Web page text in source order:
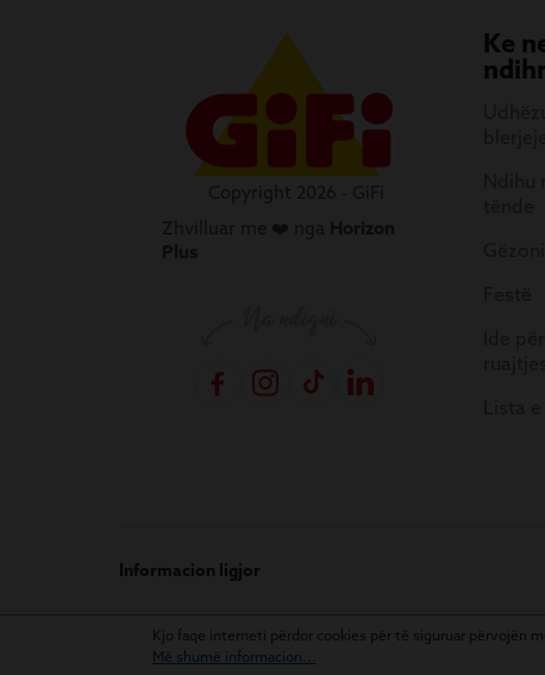
Ke
Informacion ligjor
Kjo faqe interneti përdor cookies për të siguruar përvojën
Më shumë informacion...